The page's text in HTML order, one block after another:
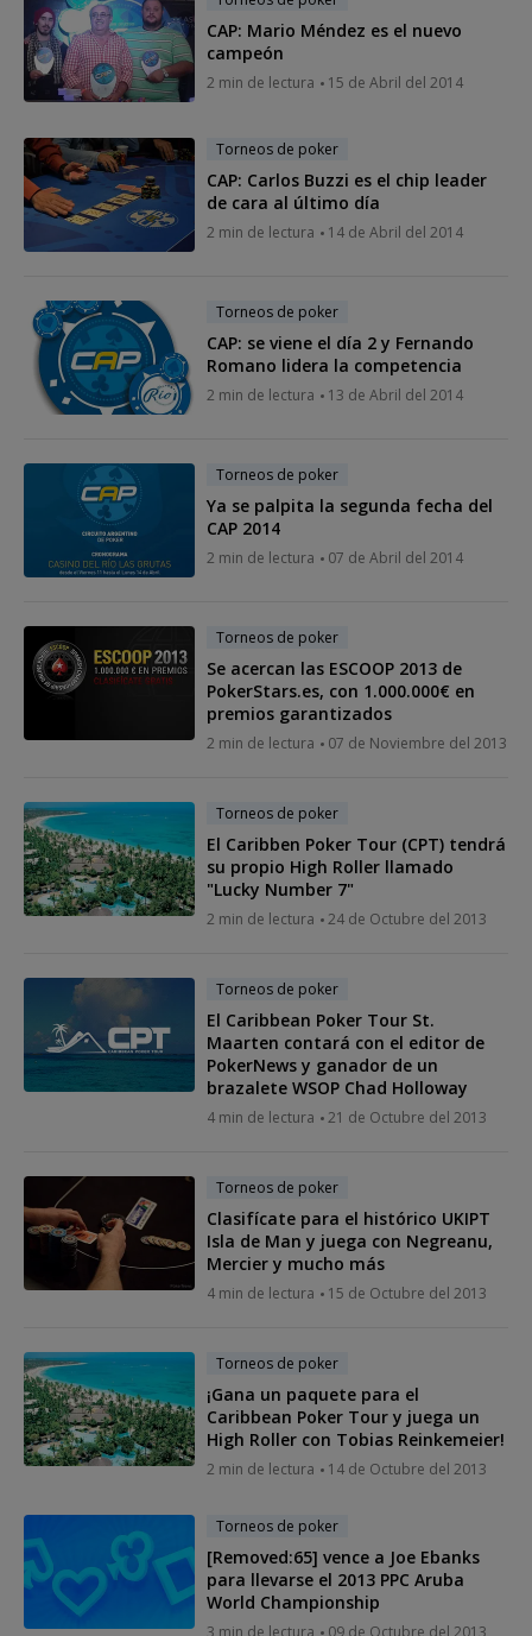
CAP: Mario Méndez es el nuevo
campeón
2 min de lectura 15 de Abril del 2014
Torneos de poker
CAP: Carlos Buzzi es el chip leader
de cara al último día
2 min de lectura 14 de Abril del 2014
Torneos de poker
CAP: se viene el día 2 y Fernando
Romano lidera la competencia
2 min de lectura 13 de Abril del 2014
Torneos de poker
Ya se palpita la segunda fecha del
CAP 2014
2 min de lectura 07 de Abril del 2014
Torneos de poker
Se acercan las ESCOOP 2013 de
PokerStars.es, con 1.000.000€ en
premios garantizados
2 min de lectura 07 de Noviembre del 2013
Torneos de poker
El Caribben Poker Tour (CPT) tendrá
su propio High Roller llamado
"Lucky Number 7"
2 min de lectura 24 de Octubre del 2013
Torneos de poker
El Caribbean Poker Tour St.
Maarten contará con el editor de
PokerNews y ganador de un
brazalete WSOP Chad Holloway
4 min de lectura 21 de Octubre del 2013
Torneos de poker
Clasifícate para el histórico UKIPT
Isla de Man y juega con Negreanu,
Mercier y mucho más
4 min de lectura 15 de Octubre del 2013
Torneos de poker
¡Gana un paquete para el
Caribbean Poker Tour y juega un
High Roller con Tobias Reinkemeier!
2 min de lectura 14 de Octubre del 2013
Torneos de poker
[Removed:65] vence a Joe Ebanks
para llevarse el 2013 PPC Aruba
World Championship
3 min de lectura 09 de Octubre del 2013